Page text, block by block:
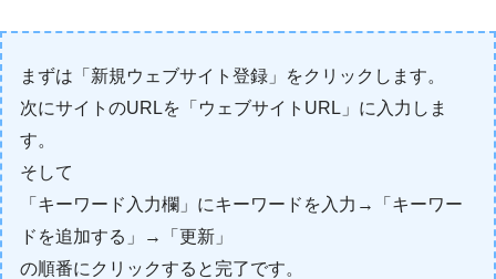
まずは「新規ウェブサイト登録」をクリックします。
次にサイトのURLを「ウェブサイトURL」に入力しま
す。
そして
「キーワード入力欄」にキーワードを入力→「キーワー
ドを追加する」→「更新」
の順番にクリックすると完了です。